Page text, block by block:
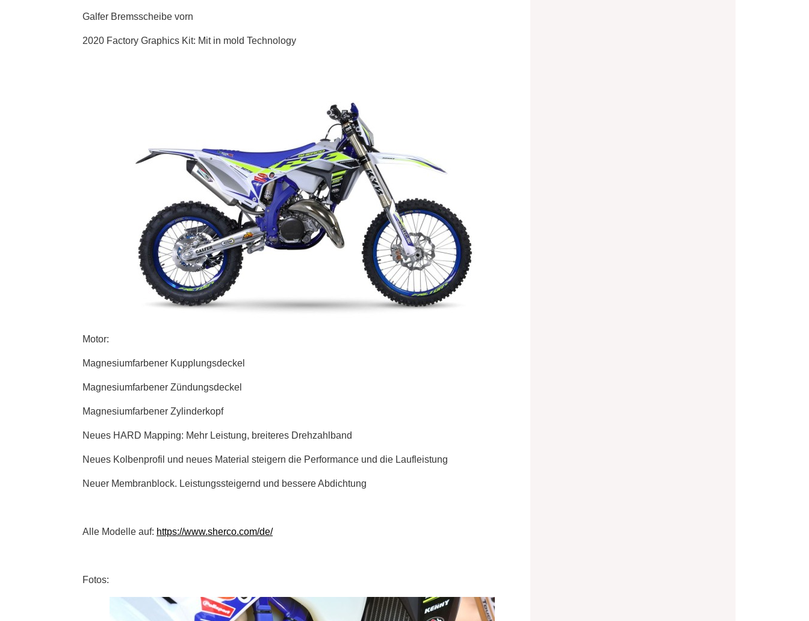
Galfer Bremsscheibe vorn
2020 Factory Graphics Kit: Mit in mold Technology
Motor:
Magnesiumfarbener Kupplungsdeckel
Magnesiumfarbener Zündungsdeckel
Magnesiumfarbener Zylinderkopf
Neues HARD Mapping: Mehr Leistung, breiteres Drehzahlband
Neues Kolbenprofil und neues Material steigern die Performance und die Laufleistung
Neuer Membranblock. Leistungssteigernd und bessere Abdichtung
Alle Modelle auf: https://www.sherco.com/de/
Fotos: